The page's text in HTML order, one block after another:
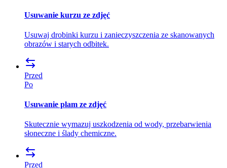
Usuwanie kurzu ze zdjęć
Usuwaj drobinki kurzu i zanieczyszczenia ze skanowanych
obrazów i starych odbitek.
Przed
Po
Usuwanie plam ze zdjęć
Skutecznie wymazuj uszkodzenia od wody, przebarwienia
słoneczne i ślady chemiczne.
Przed